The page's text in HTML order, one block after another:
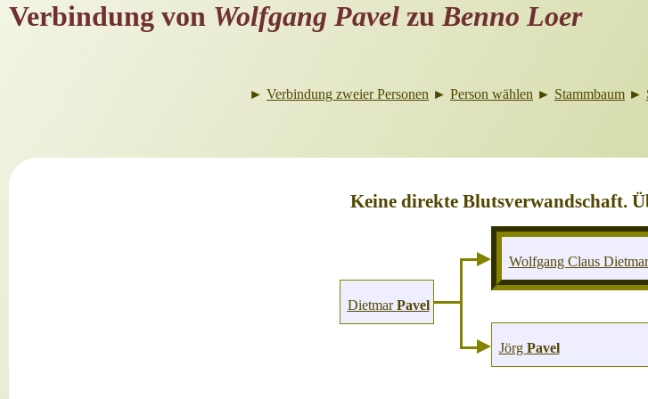
Verbindung von Wolfgang Pavel zu Benno Loer
► Verbindung zweier Personen ► Person wählen ► Stammbaum ►
Keine direkte Blutsverwandschaft.
DietmarPavel
Wolfgang Claus
Jörg Pavel